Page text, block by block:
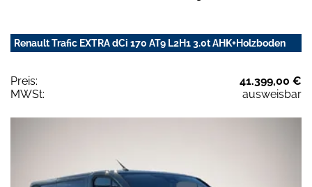
Renault Trafic EXTRA dCi 170 AT9 L2H1 3.0t AHK+Holzboden
Preis:
41.399,00 €
MWSt:
ausweisbar